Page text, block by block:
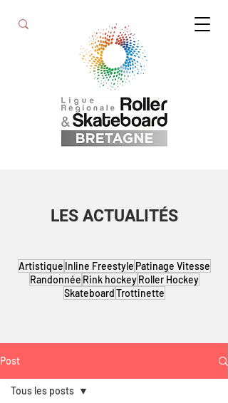
LES ACTUALITÉS
Artistique Inline Freestyle Patinage Vitesse
Randonnée Rink hockey Roller Hockey
SkateboardTrottinette
Post
Tous les posts